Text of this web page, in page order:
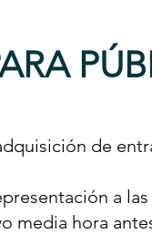
de
a
media hora